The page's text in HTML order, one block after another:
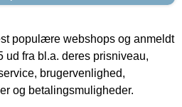
populære webshops og anmeldt
ud fra bl.a. deres prisniveau,
brugervenlighed,
og betalingsmuligheder.